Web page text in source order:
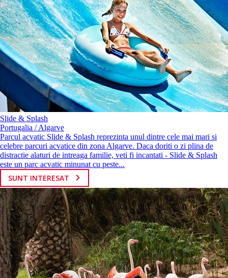
Slide & Splash
Portugalia / Algarve
Parcul acvatic Slide & Splash reprezinta unul dintre cele mai mari si
celebre parcuri acvatice din zona Algarve. Daca doriti o zi plina de
distractie alaturi de intreaga familie, veti fi incantati - Slide & Splash
este un parc acvatic minunat cu peste...
SUNT INTERESAT